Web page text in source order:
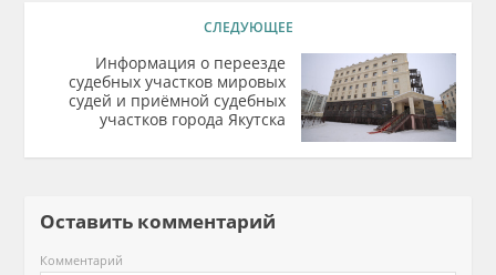
СЛЕДУЮЩЕЕ
Информация о переезде
судебных участков мировых
судей и приёмной судебных
участков города Якутска
Оставить комментарий
Комментарий